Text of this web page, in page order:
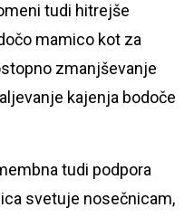
tudi hitrejše
mamico kot za
zmanjševanje
kajenja bodoče
tudi podpora
svetuje nosečnicam,